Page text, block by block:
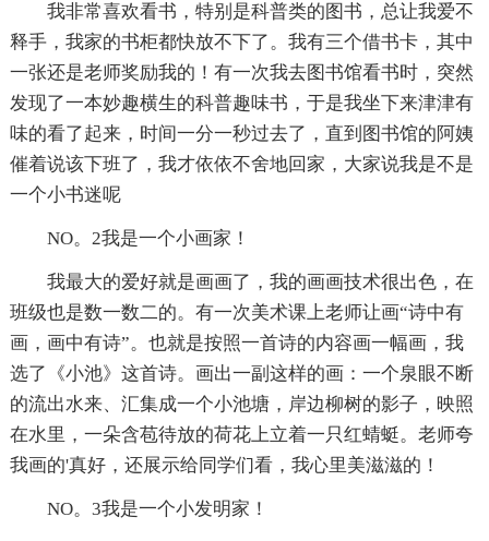
我非常喜欢看书，特别是科普类的图书，总让我爱不
释手，我家的书柜都快放不下了。我有三个借书卡，其中
一张还是老师奖励我的！有一次我去图书馆看书时，突然
发现了一本妙趣横生的科普趣味书，于是我坐下来津津有
味的看了起来，时间一分一秒过去了，直到图书馆的阿姨
催着说该下班了，我才依依不舍地回家，大家说我是不是
一个小书迷呢
NO。2我是一个小画家！
我最大的爱好就是画画了，我的画画技术很出色，在
班级也是数一数二的。有一次美术课上老师让画“诗中有
画，画中有诗”。也就是按照一首诗的内容画一幅画，我
选了《小池》这首诗。画出一副这样的画：一个泉眼不断
的流出水来、汇集成一个小池塘，岸边柳树的影子，映照
在水里，一朵含苞待放的荷花上立着一只红蜻蜓。老师夸
我画的'真好，还展示给同学们看，我心里美滋滋的！
NO。3我是一个小发明家！